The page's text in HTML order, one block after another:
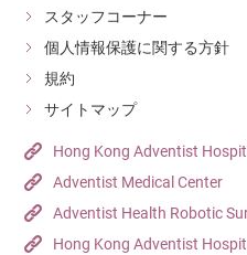
スタッフコーナー
個人情報保護に関する方針
規約
サイトマップ
Hong Kong Adventist
Adventist Medical Center
Adventist Health Robotic
Hong Kong Adventist